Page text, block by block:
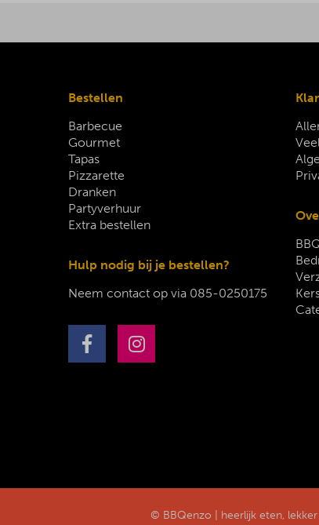
Bestellen
Barbecue
Gourmet
Tapas
Pizzarette
Dranken
Partyverhuur
Extra bestellen
Hulp nodig bij je bestellen?
Neem contact op via 085-0250175
© BBQenzo | heerlijk eten,